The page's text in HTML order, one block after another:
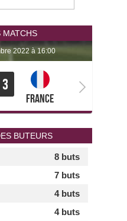
MATCHS
2022 à 16:00
3
France
BUTEURS
8 buts
7 buts
4 buts
4 buts